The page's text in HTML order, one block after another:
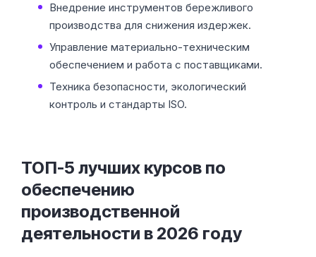
Внедрение инструментов бережливого
производства для снижения издержек.
Управление материально-техническим
обеспечением и работа с поставщиками.
Техника безопасности, экологический
контроль и стандарты ISO.
ТОП-5 лучших курсов по
обеспечению
производственной
деятельности в 2026 году